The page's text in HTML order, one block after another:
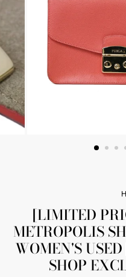
[LIMITED
METROPOLIS
WOMEN'S
SHOP